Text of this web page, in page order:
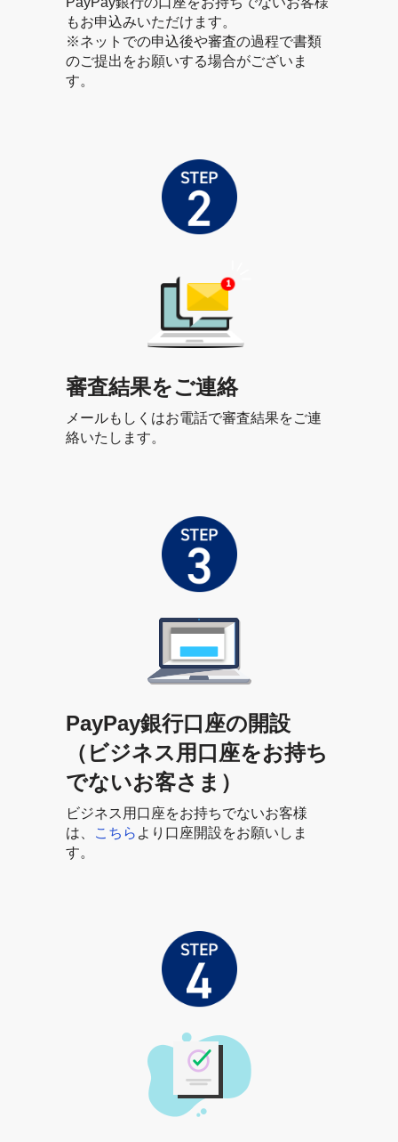
もお申込みいただけます。
※ネットでの申込後や審査の過程で書類
のご提出をお願いする場合がございま
す。
審査結果をご連絡
メールもしくはお電話で審査結果をご連
絡いたします。
PayPay銀行口座の開設
（ビジネス用口座をお持ち
でないお客さま）
ビジネス用口座をお持ちでないお客様
は、
こちら より口座開設をお願いしま
す。